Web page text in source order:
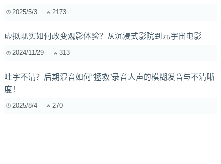
2025/5/3 2173
虚拟现实如何改变观影体验？从沉浸式影院到元宇宙电影
2024/11/29 313
吐字不清？后期混音如何“拯救”录音人声的模糊发音与不清晰
度！
2025/8/4 270